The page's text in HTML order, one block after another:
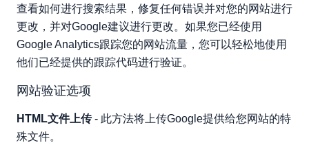
查看如何进行搜索结果，修复任何错误并对您的网站进行
更改，并对Google建议进行更改。如果您已经使用
Google Analytics跟踪您的网站流量，您可以轻松地使用
他们已经提供的跟踪代码进行验证。
网站验证选项
HTML文件上传- 此方法将上传Google提供给您网站的特
殊文件。